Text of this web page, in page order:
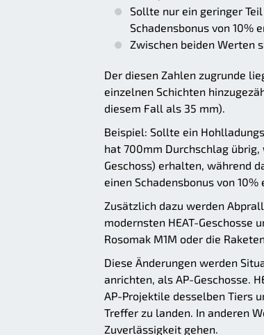
Sollte nur ein geringer
Schadensbonus von 10%
Zwischen beiden Werten
Der diesen Zahlen zugrunde
einzelnen Schichten
diesem Fall als 35 mm).
Beispiel: Sollte ein
hat 700mm Durchschlag übrig,
Geschoss) erhalten, während
einen Schadensbonus von 10%
Zusätzlich dazu werden
modernsten HEAT-Geschosse
Rosomak M1M oder die
Diese Änderungen werden
anrichten, als AP-Geschosse.
AP-Projektile desselben Tiers
Treffer zu landen. In anderen
Zuverlässigkeit gehen.